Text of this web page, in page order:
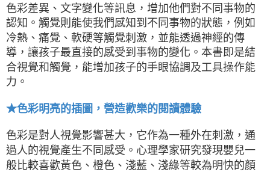
色彩差異、文字變化等訊息，增加他們對不同事物的
認知。觸覺則能使我們感知到不同事物的狀態，例如
冷熱、痛覺、軟硬等觸覺刺激，並能透過神經的傳
導，讓孩子最直接的感受到事物的變化。本書即是結
合視覺和觸覺，能增加孩子的手眼協調及工具操作能
力。
★色彩明亮的插圖，營造歡樂的閱讀體驗
色彩是對人視覺影響甚大，它作為一種外在刺激，通
過人的視覺產生不同感受。心理學家研究發現嬰兒一
般比較喜歡黃色、橙色、淺藍、淺綠等較為明快的顏